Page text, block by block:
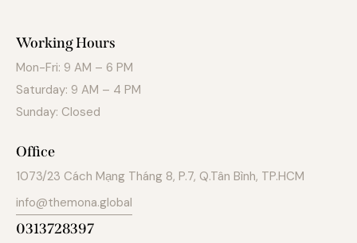
Working Hours
Mon-Fri: 9 AM – 6 PM
Saturday: 9 AM – 4 PM
Sunday: Closed
Office
1073/23 Cách Mạng Tháng 8, P.7, Q.Tân Bình, TP.HCM
info@themona.global
0313728397